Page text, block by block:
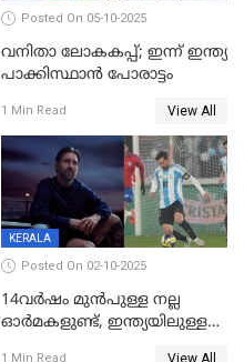
Posted On 05-10-2025
വനിതാ ലോകകപ്പ്; ഇന്ന് ഇന്ത്യ
പാക്കിസ്ഥാന്‍ പോരാട്ടം
1 Min Read View All
KERALA
Posted On 02-10-2025
14വർഷം മുൻപുള്ള നല്ല
ഓർമകളുണ്ട്, ഇന്ത്യയിലുള്ള
1 Min Read View All